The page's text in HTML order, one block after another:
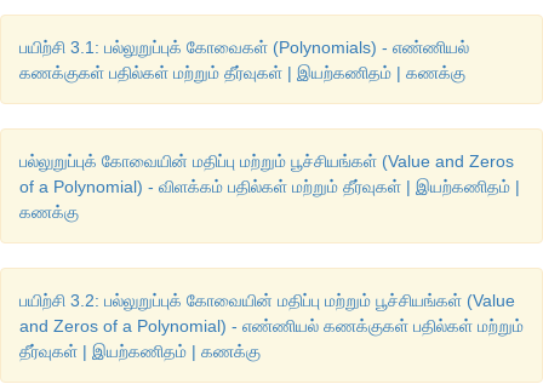
சரிபார்த்தல் :
2(l+b) = 36           …………(1)
2(14+4) = 36
பயிற்சி 3.1: பல்லுறுப்புக் கோவைகள் (Polynomials) - எண்ணியல்
கணக்குகள் பதில்கள் மற்றும் தீர்வுகள் | இயற்கணிதம் | கணக்கு
பல்லுறுப்புக் கோவையின் மதிப்பு மற்றும் பூச்சியங்கள் (Value and Zeros
of a Polynomial) - விளக்கம் பதில்கள் மற்றும் தீர்வுகள் | இயற்கணிதம் |
கணக்கு
பயிற்சி 3.2: பல்லுறுப்புக் கோவையின் மதிப்பு மற்றும் பூச்சியங்கள் (Value
and Zeros of a Polynomial) - எண்ணியல் கணக்குகள் பதில்கள் மற்றும்
தீர்வுகள் | இயற்கணிதம் | கணக்கு